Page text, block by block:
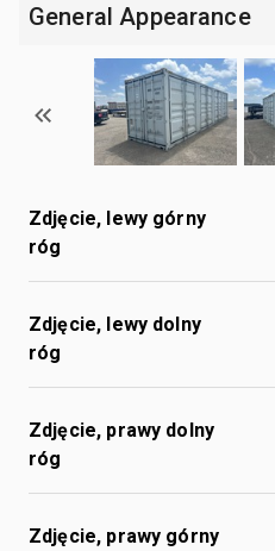
General Appearance
Zdjęcie, lewy górny
róg
Zdjęcie, lewy dolny
róg
Zdjęcie, prawy dolny
róg
Zdjęcie, prawy górny